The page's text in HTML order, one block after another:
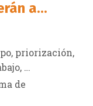
a...
priorización,
…
de